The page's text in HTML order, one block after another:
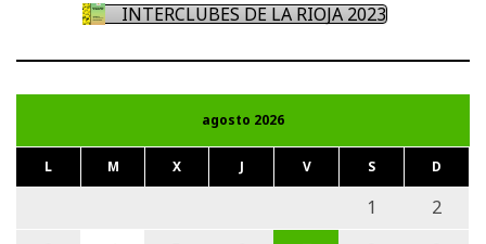
INTERCLUBES DE LA RIOJA 2023
agosto 2026
L M X J V S D
1
2